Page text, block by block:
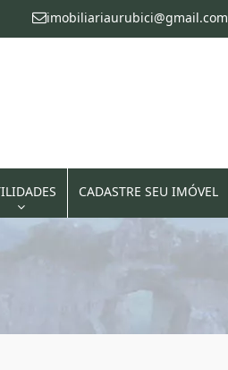
imobiliariaurubici@gmail.com
CADASTRE SEU IMÓVEL